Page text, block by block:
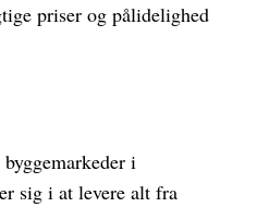
priser og pålidelighed
i
sig i at levere alt fra